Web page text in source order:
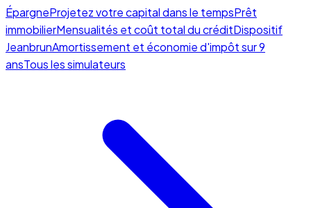
ÉpargneProjetez votre capital dans le tempsPrêt
immobilierMensualités et coût total du créditDispositif
JeanbrunAmortissement et économie d'impôt sur 9
ansTous les simulateurs